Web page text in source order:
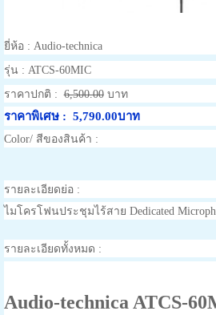
ยี่ห้อ : Audio-technica
รุ่น : ATCS-60MIC
ราคาปกติ : 6,500.00บาท
ราคาพิเศษ : 5,790.00บาท
Color/ สีของสินค้า :
รายละเอียดย่อ :
ไมโครโฟนประชุมไร้สาย Dedicated
รายละเอียดทั้งหมด :
Audio-technica ATCS-